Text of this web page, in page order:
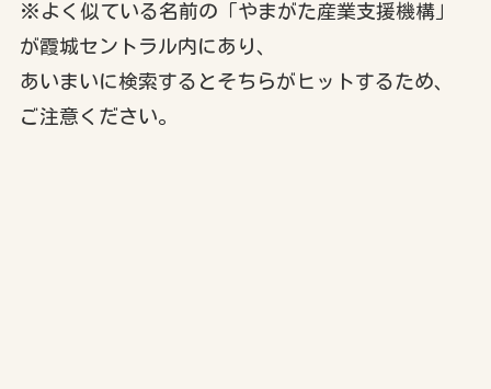
※よく似ている名前の「やまがた産業支援機構」
が霞城セントラル内にあり、
あいまいに検索するとそちらがヒットするため、
ご注意ください。